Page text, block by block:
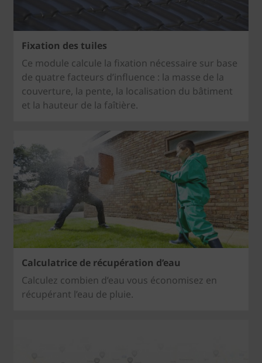
Fixation des tuiles
Ce module calcule la fixation nécessaire sur base
de quatre facteurs d’influence : la masse de la
couverture, la pente, la localisation du bâtiment
et la hauteur de la faîtière.
Calculatrice de récupération d’eau
Calculez combien d’eau vous économisez en
récupérant l’eau de pluie.